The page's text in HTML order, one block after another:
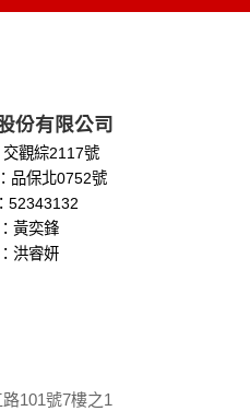
份有限公司
觀綜2117號
品保北0752號
52343132
黃奕鋒
洪睿妍
101號7樓之1